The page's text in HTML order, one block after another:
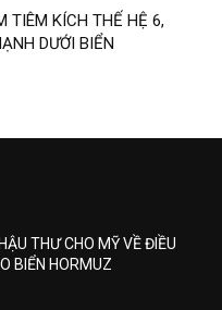
TIÊM KÍCH THẾ HỆ 6,
DƯỚI BIỂN
THƯ CHO MỸ VỀ ĐIỀU
BIỂN HORMUZ